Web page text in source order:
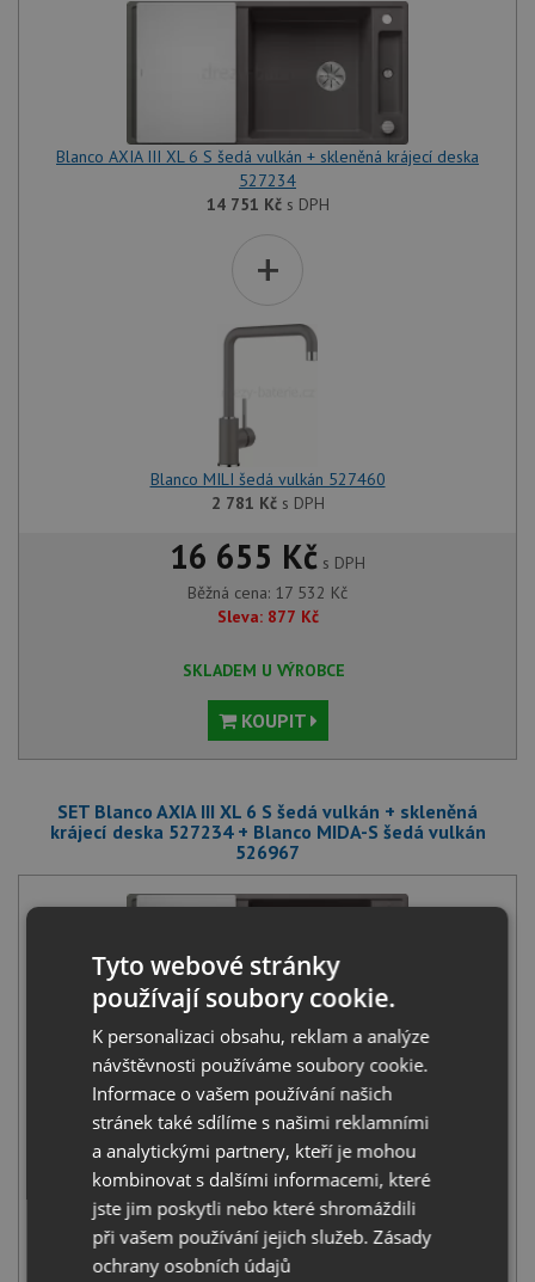
Blanco AXIA III XL 6 S šedá vulkán + skleněná krájecí deska
527234
14 751 Kčs DPH
+
Blanco MILI šedá vulkán 527460
2 781 Kčs DPH
16 655 Kč s DPH
Běžná cena: 17 532 Kč
Sleva: 877 Kč
SKLADEM U VÝROBCE
KOUPIT
SET Blanco AXIA III XL 6 S šedá vulkán + skleněná
krájecí deska 527234 + Blanco MIDA-S šedá vulkán
526967
Blanco AXIA III XL 6 S šedá vulkán + skleněná krájecí deska
527234
14 751 Kčs DPH
+
Tyto webové stránky
používají soubory cookie.
K personalizaci obsahu, reklam a analýze
návštěvnosti používáme soubory cookie.
Informace o vašem používání našich
stránek také sdílíme s našimi reklamními
a analytickými partnery, kteří je mohou
kombinovat s dalšími informacemi, které
jste jim poskytli nebo které shromáždili
při vašem používání jejich služeb.Zásady
ochrany osobních údajů